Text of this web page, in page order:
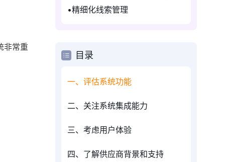
非常重
精细化线索管理
目录
一、评估系统功能
二、关注系统集成能力
三、考虑用户体验
四、了解供应商背景和支持